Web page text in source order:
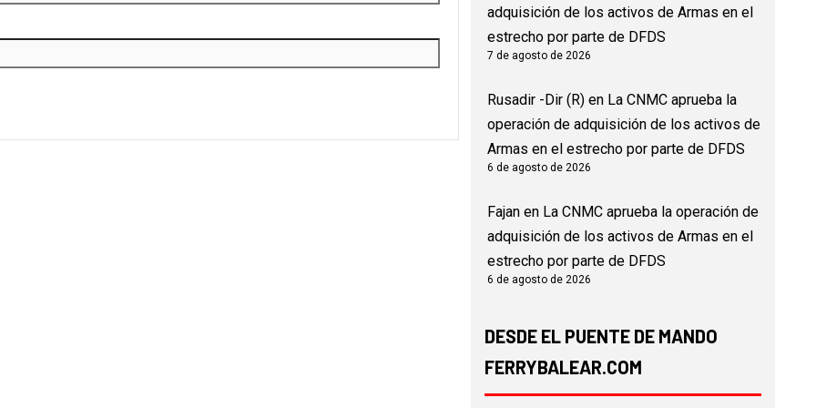
adquisición de los activos de Armas en el
estrecho por parte de DFDS
7 de agosto de 2026
Rusadir -Dir (R)en La CNMC aprueba la
operación de adquisición de los activos de
Armas en el estrecho por parte de DFDS
6 de agosto de 2026
Fajanen La CNMC aprueba la operación de
adquisición de los activos de Armas en el
estrecho por parte de DFDS
6 de agosto de 2026
DESDE EL PUENTE DE MANDO
FERRYBALEAR.COM